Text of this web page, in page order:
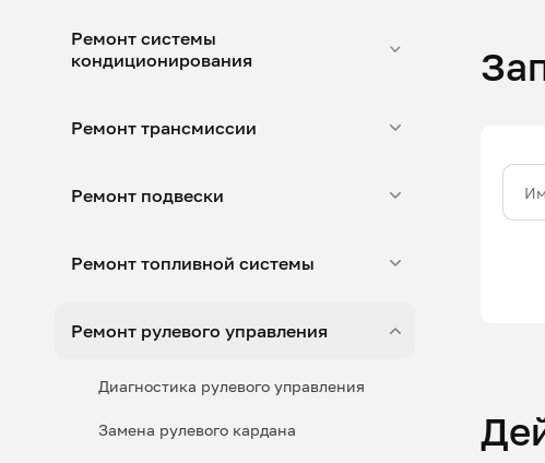
Ремонт системы
кондиционирования
Ремонт трансмиссии
Ремонт подвески
Ремонт топливной системы
Ремонт рулевого управления
Диагностика рулевого управления
Замена рулевого кардана